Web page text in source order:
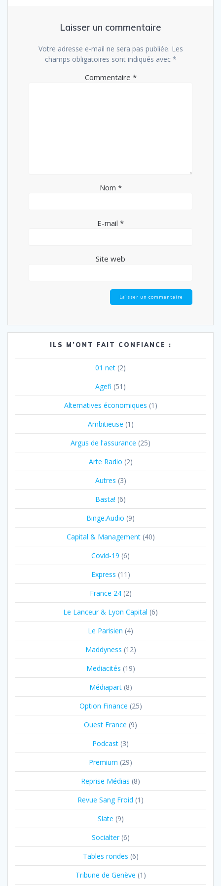
Laisser un commentaire
Votre adresse e-mail ne sera pas publiée. Les
champs obligatoires sont indiqués avec *
Commentaire *
Nom *
E-mail *
Site web
ILS M’ONT FAIT CONFIANCE :
01 net (2)
Agefi (51)
Alternatives économiques (1)
Ambitieuse (1)
Argus de l'assurance (25)
Arte Radio (2)
Autres (3)
Basta! (6)
Binge.Audio (9)
Capital & Management(40)
Covid-19 (6)
Express (11)
France 24(2)
Le Lanceur & Lyon Capital (6)
Le Parisien (4)
Maddyness (12)
Mediacités (19)
Médiapart(8)
Option Finance (25)
Ouest France (9)
Podcast (3)
Premium (29)
Reprise Médias (8)
Revue Sang Froid (1)
Slate (9)
Socialter(6)
Tables rondes (6)
Tribune de Genève (1)